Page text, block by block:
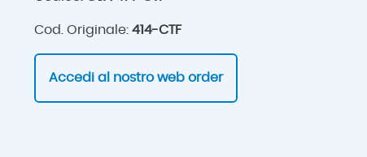
Cod. Originale: 414-CTF
Accedi al nostro web order